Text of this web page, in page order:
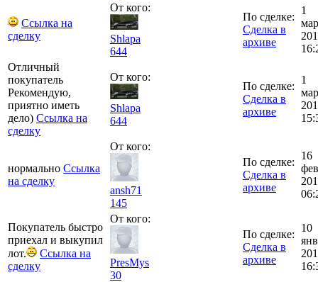
Ссылка на
сделку
От кого:
Shlapa
644
По сделке:
Сделка в
архиве
1
Отличный
покупатель
Рекомендую,
приятно иметь
дело) Ссылка на
сделку
От кого:
Shlapa
644
По сделке:
Сделка в
архиве
1
нормально Ссылка
на сделку
От кого:
ansh71
145
По сделке:
Сделка в
архиве
16
фев
Покупатель быстро
приехал и выкупил
лот.
Ссылка на
сделку
От кого:
PresMys
30
По сделке:
Сделка в
архиве
10
янв